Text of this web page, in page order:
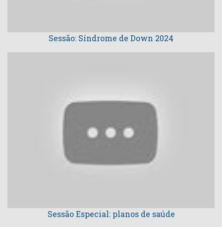
Sessão: Síndrome de Down 2024
Sessão Especial: planos de saúde